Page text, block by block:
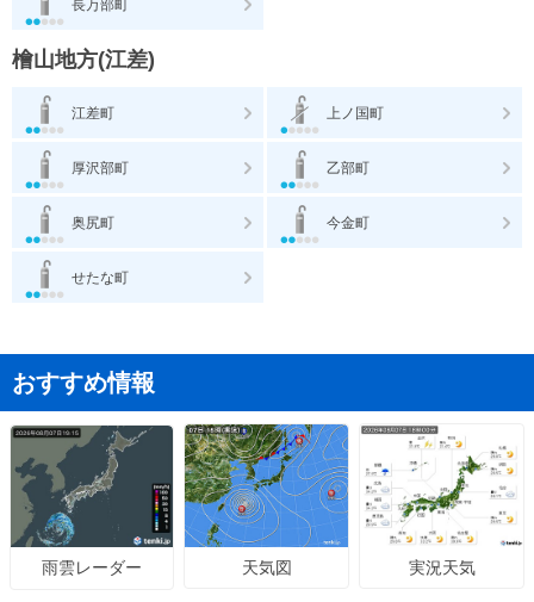
長万部町
檜山地方(江差)
江差町 上ノ国町
厚沢部町 乙部町
奥尻町 今金町
せたな町
おすすめ情報
雨雲レーダー 天気図 実況天気